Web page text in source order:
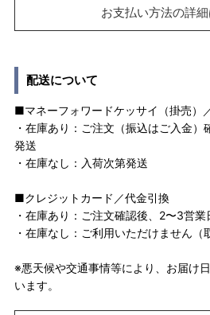
お支払い方法の詳
配送について
■マネーフォワードケッサイ（掛売）
・在庫あり：ご注文（振込はご入金
発送
・在庫なし：入荷次第発送
■クレジットカード／代金引換
・在庫あり：ご注文確認後、2〜3営業
・在庫なし：ご利用いただけません（
※悪天候や交通事情等により、お届け
います。